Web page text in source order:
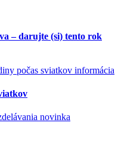
– darujte (si) tento rok
informácia
novinka